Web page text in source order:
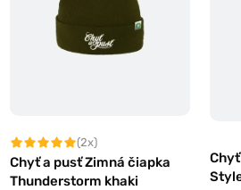
(2x)
Chyť a pusť Zimná čiapka
Thunderstorm khaki